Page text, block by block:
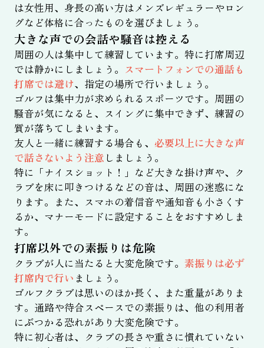
は女性用、身長の高い方はメンズレギュラーやロン
グなど体格に合ったものを選びましょう。
大きな声での会話や騒音は控える
周囲の人は集中して練習しています。特に打席周辺
では静かにしましょう。 スマートフォンでの通話も
打席では避け、指定の場所で行いましょう。
ゴルフは集中力が求められるスポーツです。周囲の
騒音が気になると、スイングに集中できず、練習の
質が落ちてしまいます。
友人と一緒に練習する場合も、 必要以上に大きな声
で話さないよう注意 しましょう。
特に「ナイスショット！」など大きな掛け声や、ク
ラブを床に叩きつけるなどの音は、周囲の迷惑にな
ります。また、スマホの着信音や通知音も小さくす
るか、マナーモードに設定することをおすすめしま
す。
打席以外での素振りは危険
クラブが人に当たると大変危険です。 素振りは必ず
打席内で行い ましょう。
ゴルフクラブは思いのほか長く、また重量がありま
す。通路や待合スペースでの素振りは、他の利用者
にぶつかる恐れがあり大変危険です。
特に初心者は、クラブの長さや重さに慣れていない